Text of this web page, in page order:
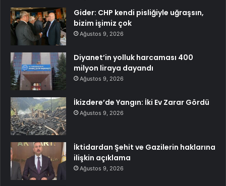
Gider: CHP kendi pisliğiyle uğraşsın,
bizim işimiz çok
Ağustos 9, 2026
Diyanet’in yolluk harcaması 400
milyon liraya dayandı
Ağustos 9, 2026
İkizdere’de Yangın: İki Ev Zarar Gördü
Ağustos 9, 2026
İktidardan Şehit ve Gazilerin haklarına
ilişkin açıklama
Ağustos 9, 2026